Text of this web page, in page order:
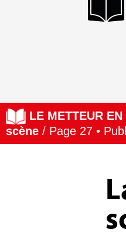
LE METTEUR
scène / Page 27 •